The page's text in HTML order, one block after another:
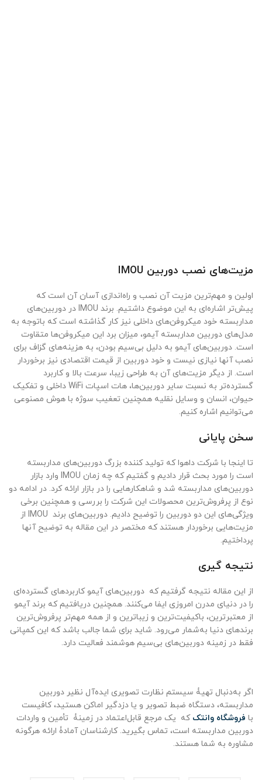
مزیت‌های نصب دوربین‌ IMOU
اولین و مهم‌ترین مزیت آن نصب و راه‌اندازی آسان آن است که
پیش‌تر اشاره‌ای به این موضوع داشتیم. برند IMOU در دوربین‌های
مداربسته خود میکروفن‌های داخلی نیز کار گذاشته است که باتوجه به
مدل‌های دوربین مداربسته آیمو، میزان برد این میکروفن‌ها متقاوت
است. دوربین‌های آیمو به دلیل بی‌سیم بودن، به هزینه‌های گزاف برای
نصب آنها نیازی نیست و خود دوربین از قیمت اقتصادی نیز برخوردار
است. از دیگر مزیت‌های آن به طراحی زیبا، سرعت بالا و کاربرد
گسترده‌تر به نسبت سایر دوربین‌ها، هات اسپات WiFi داخلی و تفکیک
حیوان، انسان و وسایل نقلیه همچنین تعغیب سوژه با هوش مصنوعی
می‌توانیم اشاره کنیم.
سخن پایانی
تا اینجا با شرکت داهوا که تولید کننده بزرگ دوربین‌های مداربسته
است را مورد بحث قرار دادیم و گفتیم که چه زمان IMOU وارد بازار
دوربین‌های مداربسته شد و شاهکارهایی را در بازار ارائه کرد. در ادامه دو
نوع از پرفروش‌ترین محصولات این شرکت را بررسی و همچنین برخی
ویژگی‌های این دو دوربین را توضیح دادیم. دوربین‌های برند IMOU از
مزیت‌هایی برخوردار هستند که مختصر در این مقاله به توضیح آنها
پرداختیم.
نتیجه گیری
از این مقاله نتیجه گرفتیم که دوربین‌های آیمو کاربردهای گسترده‌ای
را در دنیای مدرن امروزی ایفا می‌کنند. همچنین دریافتیم که برند آیمو
از معتبرترین، باکیفیت‌ترین و زیباترین و از همه مهم‌تر پرفروش‌ترین
برندهای دنیا به‌شمار می‌رود. شاید برای شما جالب باشد که این کمپانی
فقط در زمینه دوربین‌های بی‌سیم هوشمند فعالیت دارد.
اگر به‌دنبال تهیۀ سیستم نظارت تصویری ایده‌آل نظیر دوربین
مداربسته، دستگاه ضبط تصویر و یا دزدگیر اماکن هستید، کافیست
با فروشگاه وانتک که یک مرجع قابل‌اعتماد در زمینۀ تأمین و واردات
دوربین مداربسته است، تماس بگیرید‌. کارشناسان آمادۀ ارائه هرگونه
مشاوره به شما هستند.